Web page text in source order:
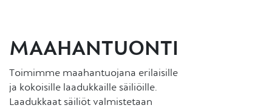
MAAHANTUONTI
Toimimme maahantuojana erilaisille
ja kokoisille laadukkaille säiliöille.
Laadukkaat säiliöt valmistetaan